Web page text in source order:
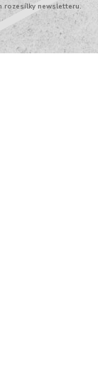
rozesílky newsletteru.